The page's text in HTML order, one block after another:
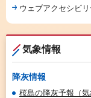
ウェブアクセシビ
気象情報
降灰情報
桜島の降灰予報（気